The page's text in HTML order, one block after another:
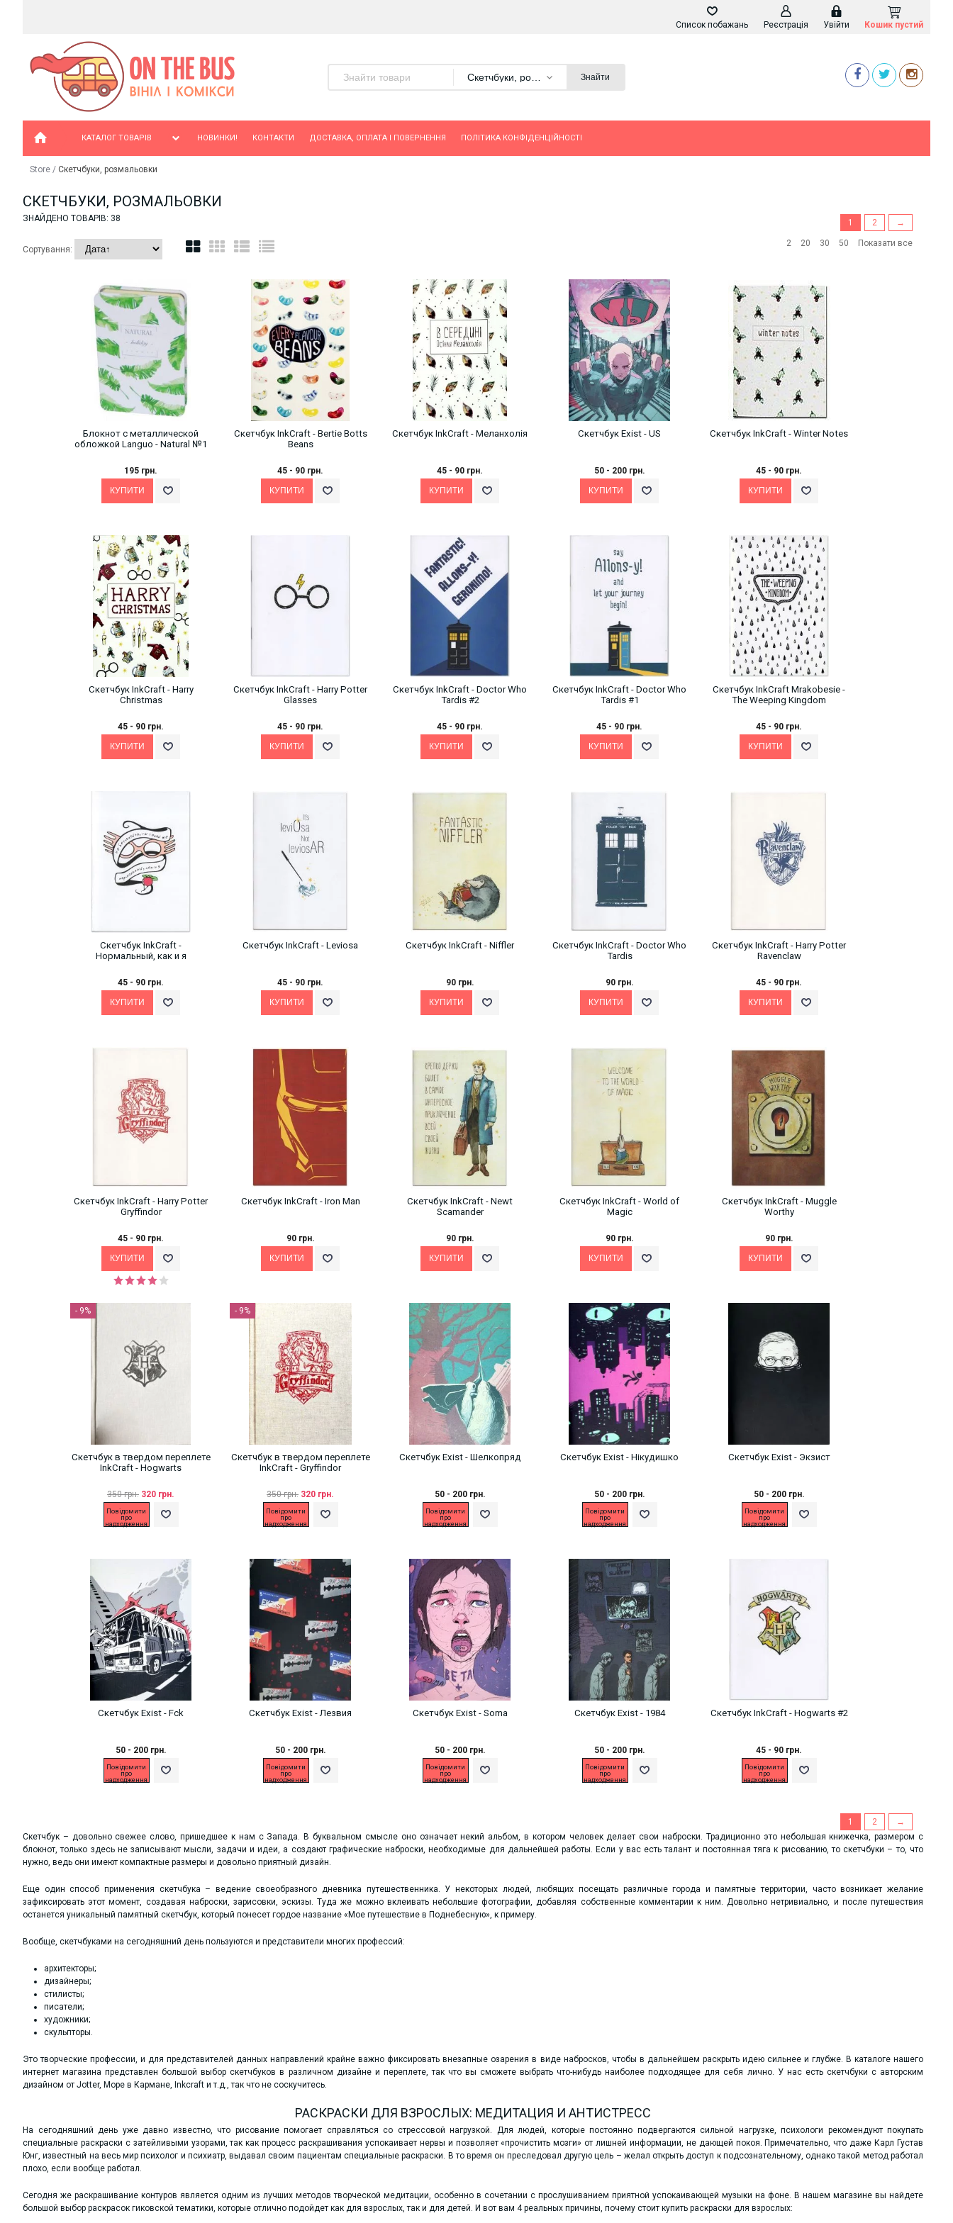
Кошик пустий
Увійти
Реєстрація
Список побажань
Знайти
КАТАЛОГ ТОВАРІВ НОВИНКИ! КОНТАКТИ ДОСТАВКА, ОПЛАТА І ПОВЕРНЕННЯ ПОЛІТИКА КОНФІДЕНЦІЙНОСТІ
Store / Скетчбуки, розмальовки
СКЕТЧБУКИ, РОЗМАЛЬОВКИ
ЗНАЙДЕНО ТОВАРІВ: 38 1 2 →
Сортування:
2 20 30 50 Показати все
Блокнот с металлической
обложкой Languo - Natural №1
195 грн.
Скетчбук InkCraft - Bertie Botts
Beans
45 - 90 грн.
Скетчбук InkCraft - Меланхолія
45 - 90 грн.
Скетчбук Exist - US
50 - 200 грн.
Скетчбук InkCraft - Winter Notes
45 - 90 грн.
Скетчбук InkCraft - Harry
Christmas
45 - 90 грн.
Скетчбук InkCraft - Harry Potter
Glasses
45 - 90 грн.
Скетчбук InkCraft - Doctor Who
Tardis #2
45 - 90 грн.
Скетчбук InkCraft - Doctor Who
Tardis #1
45 - 90 грн.
Скетчбук InkCraft Mrakobesie -
The Weeping Kingdom
45 - 90 грн.
Скетчбук InkCraft -
Нормальный, как и я
45 - 90 грн.
Скетчбук InkCraft - Leviosa
45 - 90 грн.
Скетчбук InkCraft - Niffler
90 грн.
Скетчбук InkCraft - Doctor Who
Tardis
90 грн.
Скетчбук InkCraft - Harry Potter
Ravenclaw
45 - 90 грн.
Скетчбук InkCraft - Harry Potter
Gryffindor
45 - 90 грн.
Скетчбук InkCraft - Iron Man
90 грн.
Скетчбук InkCraft - Newt
Scamander
90 грн.
Скетчбук InkCraft - World of
Magic
90 грн.
Скетчбук InkCraft - Muggle
Worthy
90 грн.
- 9%
Скетчбук в твердом переплете
InkCraft - Hogwarts
350 грн. 320 грн.
Повідомити
про
надходження
- 9%
Скетчбук в твердом переплете
InkCraft - Gryffindor
350 грн. 320 грн.
Повідомити
про
надходження
Скетчбук Exist - Шелкопряд
50 - 200 грн.
Повідомити
про
надходження
Скетчбук Exist - Нікудишко
50 - 200 грн.
Повідомити
про
надходження
Скетчбук Exist - Экзист
50 - 200 грн.
Повідомити
про
надходження
Скетчбук Exist - Fck
50 - 200 грн.
Повідомити
про
надходження
Скетчбук Exist - Лезвия
50 - 200 грн.
Повідомити
про
надходження
Скетчбук Exist - Soma
50 - 200 грн.
Повідомити
про
надходження
Скетчбук Exist - 1984
50 - 200 грн.
Повідомити
про
надходження
Скетчбук InkCraft - Hogwarts #2
45 - 90 грн.
Повідомити
про
надходження
1 2
→
Скетчбук – довольно свежее слово, пришедшее к нам с Запада. В буквальном смысле оно означает некий альбом, в котором человек делает свои наброски. Традиционно это небольшая книжечка, размером с
блокнот, только здесь не записывают мысли, задачи и идеи, а создают графические наброски, необходимые для дальнейшей работы. Если у вас есть талант и постоянная тяга к рисованию, то скетчбуки – то, что
нужно, ведь они имеют компактные размеры и довольно приятный дизайн.
Еще один способ применения скетчбука – ведение своеобразного дневника путешественника. У некоторых людей, любящих посещать различные города и памятные территории, часто возникает желание
зафиксировать этот момент, создавая наброски, зарисовки, эскизы. Туда же можно вклеивать небольшие фотографии, добавляя собственные комментарии к ним. Довольно нетривиально, и после путешествия
останется уникальный памятный скетчбук, который понесет гордое название «Мое путешествие в Поднебесную», к примеру.
Вообще, скетчбуками на сегодняшний день пользуются и представители многих профессий:
архитекторы;
дизайнеры;
стилисты;
писатели;
художники;
скульпторы.
Это творческие профессии, и для представителей данных направлений крайне важно фиксировать внезапные озарения в виде набросков, чтобы в дальнейшем раскрыть идею сильнее и глубже. В каталоге нашего
интернет магазина представлен большой выбор скетчбуков в различном дизайне и переплете, так что вы сможете выбрать что-нибудь наиболее подходящее для себя лично. У нас есть скетчбуки с авторским
дизайном от Jotter, Море в Кармане, Inkcraft и т.д., так что не соскучитесь.
РАСКРАСКИ ДЛЯ ВЗРОСЛЫХ: МЕДИТАЦИЯ И АНТИСТРЕСС
На сегодняшний день уже давно известно, что рисование помогает справляться со стрессовой нагрузкой. Для людей, которые постоянно подвергаются сильной нагрузке, психологи рекомендуют покупать
специальные раскраски с затейливыми узорами, так как процесс раскрашивания успокаивает нервы и позволяет «прочистить мозги» от лишней информации, не дающей покоя. Примечательно, что даже Карл Густав
Юнг, известный на весь мир психолог и психиатр, выдавал своим пациентам специальные раскраски. В то время он преследовал другую цель – желал открыть доступ к подсознательному, однако такой метод работал
плохо, если вообще работал.
Сегодня же раскрашивание контуров является одним из лучших методов творческой медитации, особенно в сочетании с прослушиванием приятной успокаивающей музыки на фоне. В нашем магазине вы найдете
большой выбор раскрасок гиковской тематики, которые отлично подойдет как для взрослых, так и для детей. И вот вам 4 реальных причины, почему стоит купить раскраски для взрослых: